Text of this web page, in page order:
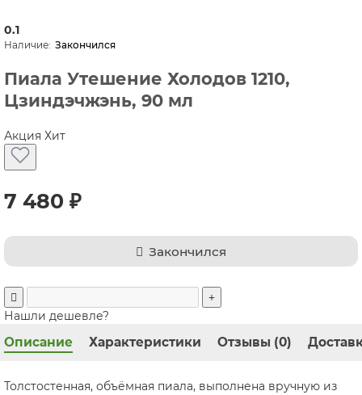
0.1
Закончился
Пиала Утешение Холодов 1210,
Цзиндэчжэнь, 90 мл
Акция Хит
7 480 ₽
Закончился
Нашли дешевле?
Описание Характеристики Отзывы (0)
Толстостенная, объёмная пиала, выполнена вручную из